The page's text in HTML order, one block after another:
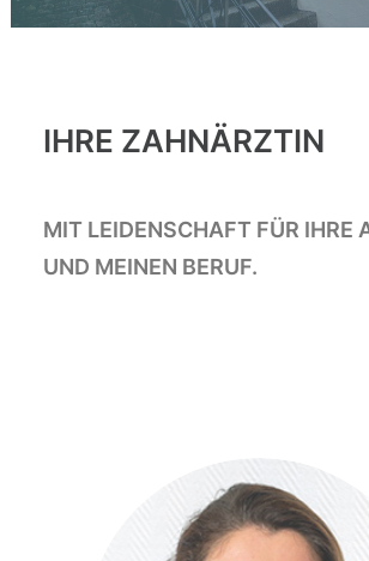
IHRE ZAHNÄRZTIN
MIT LEIDENSCHAFT FÜR IHRE
UND MEINEN BERUF.